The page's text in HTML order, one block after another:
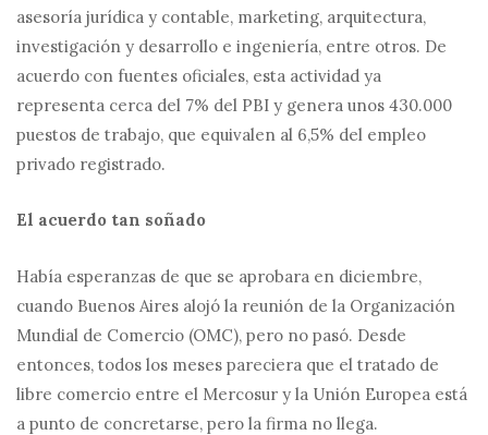
asesoría jurídica y contable, marketing, arquitectura,
investigación y desarrollo e ingeniería, entre otros. De
acuerdo con fuentes oficiales, esta actividad ya
representa cerca del 7% del PBI y genera unos 430.000
puestos de trabajo, que equivalen al 6,5% del empleo
privado registrado.
El acuerdo tan soñado
Había esperanzas de que se aprobara en diciembre,
cuando Buenos Aires alojó la reunión de la Organización
Mundial de Comercio (OMC), pero no pasó. Desde
entonces, todos los meses pareciera que el tratado de
libre comercio entre el Mercosur y la Unión Europea está
a punto de concretarse, pero la firma no llega.